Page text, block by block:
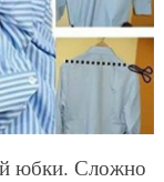
юбки. Сложно